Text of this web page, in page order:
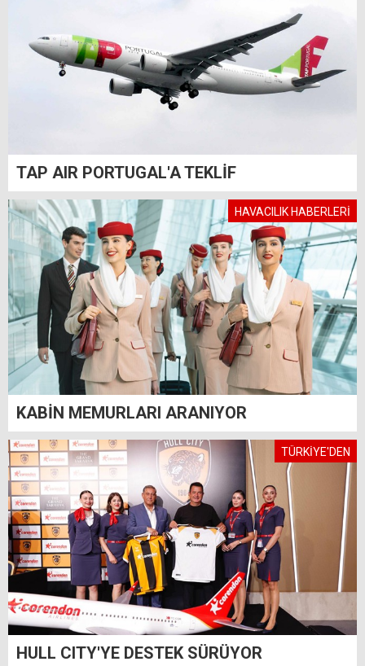
TAP AIR PORTUGAL'A TEKLİF
HAVACILIK HABERLERİ
KABİN MEMURLARI ARANIYOR
TÜRKİYE'DEN
HULL CITY'YE DESTEK SÜRÜYOR